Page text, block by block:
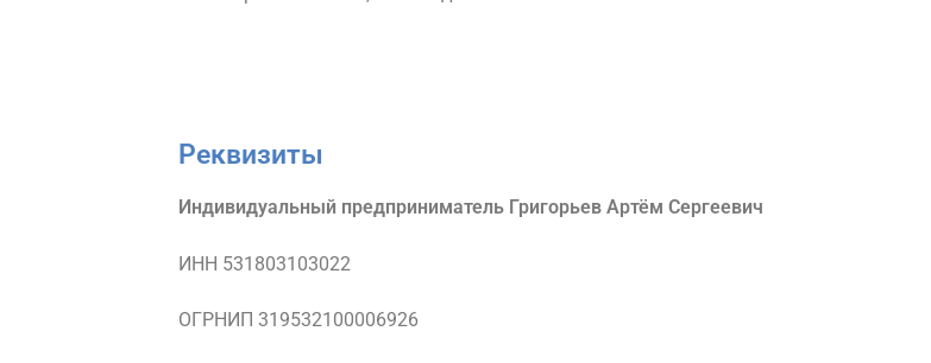
Реквизиты
Индивидуальный предприниматель Григорьев Артём Сергеевич
ИНН 531803103022
ОГРНИП 319532100006926